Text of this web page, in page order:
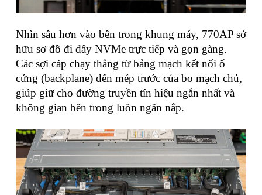
Nhìn sâu hơn vào bên trong khung máy, 770AP sở
hữu sơ đồ đi dây NVMe trực tiếp và gọn gàng.
Các sợi cáp chạy thẳng từ bảng mạch kết nối ổ
cứng (backplane) đến mép trước của bo mạch chủ,
giúp giữ cho đường truyền tín hiệu ngắn nhất và
không gian bên trong luôn ngăn nắp.